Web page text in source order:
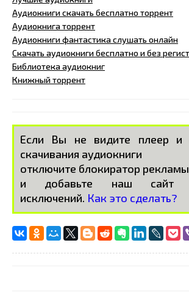
Аудиокниги скачать бесплатно торрент
Аудиокнига торрент
Аудиокниги фантастика слушать онлайн
Скачать аудиокниги бесплатно и без
Библиотека аудиокниг
Книжный торрент
Если Вы не видите плеер и
скачивания аудиокниги
отключите блокиратор
и добавьте наш сайт
исключений. Как это сделать?